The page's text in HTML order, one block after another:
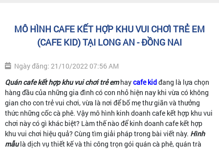
MÔ HÌNH CAFE KẾT HỢP KHU VUI CHƠI TRẺ EM
(CAFE KID) TẠI LONG AN - ĐỒNG NAI
Ngày đăng: 21/10/2022 07:56 AM
Quán cafe kết hợp khu vui chơi trẻ emhaycafe kidđang là lựa chọn
hàng đầu của những gia đình có con nhỏ hiện nay khi vừa có không
gian cho con trẻ vui chơi, vừa là nơi để bố mẹ thư giãn và thưởng
thức những cốc cà phê. Vậy mô hình kinh doanh cafe kết hợp khu vui
chơi này có gì khác biệt? Làm thế nào để kinh doanh cafe kết hợp
khu vui chơi hiệu quả? Cùng tìm giải pháp trong bài viết này. Hình
mẫulà dịch vụ thiết kế và thi công trọn gói quán cà phê, quán trà